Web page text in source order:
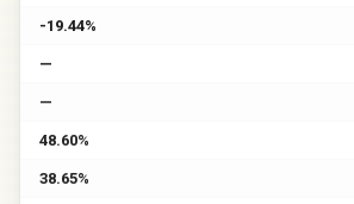
-19.44%
—
—
48.60%
38.65%